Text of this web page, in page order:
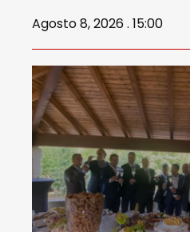
Agosto 8, 2026 . 15:00